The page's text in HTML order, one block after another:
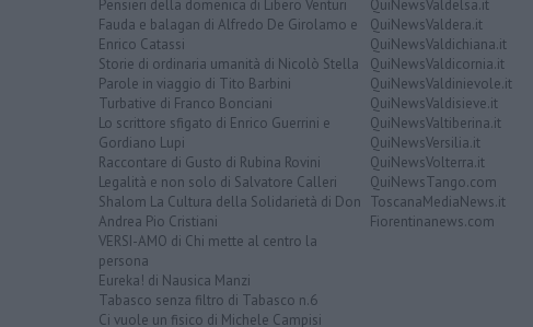
Pensieri della domenica di Libero Venturi
Fauda e balagan di Alfredo De Girolamo e
Enrico Catassi
Storie di ordinaria umanità di Nicolò Stella
Parole in viaggio di Tito Barbini
Turbative di Franco Bonciani
Lo scrittore sfigato di Enrico Guerrini e
Gordiano Lupi
Raccontare di Gusto di Rubina Rovini
Legalità e non solo di Salvatore Calleri
Shalom La Cultura della Solidarietà di Don
Andrea Pio Cristiani
VERSI-AMO di Chi mette al centro la
persona
Eureka! di Nausica Manzi
Tabasco senza filtro di Tabasco n.6
Ci vuole un fisico di Michele Campisi
QuiNewsValdelsa.it
QuiNewsValdera.it
QuiNewsValdichiana.it
QuiNewsValdicornia.it
QuiNewsValdinievole.it
QuiNewsValdisieve.it
QuiNewsValtiberina.it
QuiNewsVersilia.it
QuiNewsVolterra.it
QuiNewsTango.com
ToscanaMediaNews.it
Fiorentinanews.com